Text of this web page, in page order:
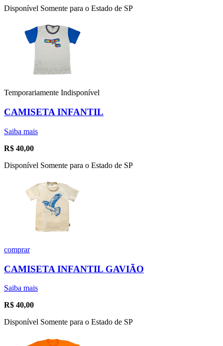
Disponível Somente para o Estado de SP
Temporariamente Indisponível
CAMISETA INFANTIL
Saiba mais
R$ 40,00
Disponível Somente para o Estado de SP
comprar
CAMISETA INFANTIL GAVIÃO
Saiba mais
R$ 40,00
Disponível Somente para o Estado de SP